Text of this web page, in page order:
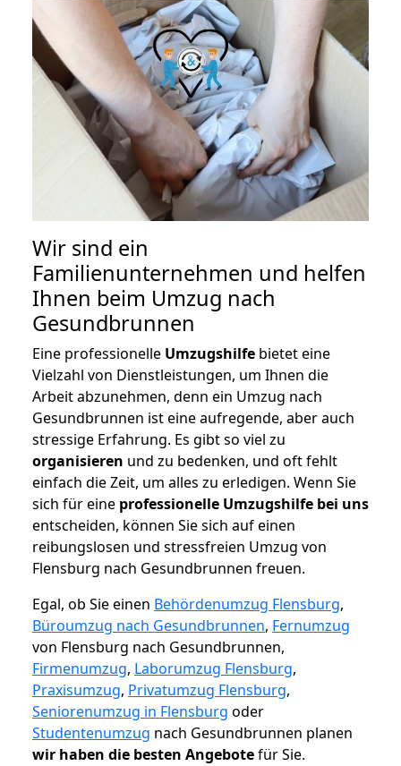
Wir sind ein
Familienunternehmen und helfen
Ihnen beim Umzug nach
Gesundbrunnen
Eine professionelle Umzugshilfe bietet eine
Vielzahl von Dienstleistungen, um Ihnen die
Arbeit abzunehmen, denn ein Umzug nach
Gesundbrunnen ist eine aufregende, aber auch
stressige Erfahrung. Es gibt so viel zu
organisieren und zu bedenken, und oft fehlt
einfach die Zeit, um alles zu erledigen. Wenn Sie
sich für eine professionelle Umzugshilfe bei uns
entscheiden, können Sie sich auf einen
reibungslosen und stressfreien Umzug von
Flensburg nach Gesundbrunnen freuen.
Egal, ob Sie einen Behördenumzug Flensburg,
Büroumzug nach Gesundbrunnen, Fernumzug
von Flensburg nach Gesundbrunnen,
Firmenumzug, Laborumzug Flensburg,
Praxisumzug, Privatumzug Flensburg,
Seniorenumzug in Flensburg oder
Studentenumzug nach Gesundbrunnen planen
wir haben die besten Angebotefür Sie.